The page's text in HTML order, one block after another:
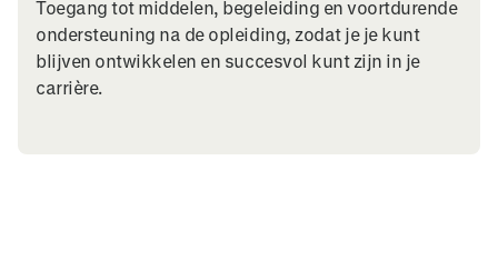
Toegang tot middelen, begeleiding en voortdurende
ondersteuning na de opleiding, zodat je je kunt
blijven ontwikkelen en succesvol kunt zijn in je
carrière.